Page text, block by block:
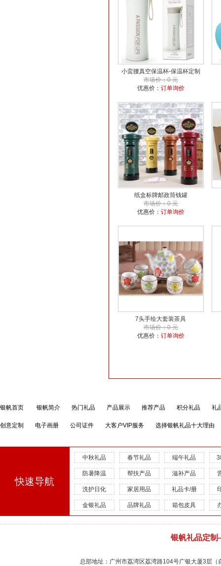
小蛮腰真空保温杯-保温杯定制
市场价：0 元
优惠价： 订单询价
纸盒标牌邮政筒钱罐
市场价：0 元
优惠价： 订单询价
7头手绘大套装茶具
市场价：0 元
优惠价： 订单询价
银帆首页 银帆简介 热门礼品 产品展示 推荐产品 积分礼品 礼
创意定制 电子画册 公司证件 大客户VIP服务 选择银帆礼品十大理由
快速导航
中秋礼品 春节礼品 端午礼品
防暑降温 帮扶产品 滋补产品
洗护日化 家居用品 礼品卡/册
金银礼品 品牌礼品 箱包皮具
银帆礼品定
总部地址：广州市荔湾区荔湾路104号广银大厦3层